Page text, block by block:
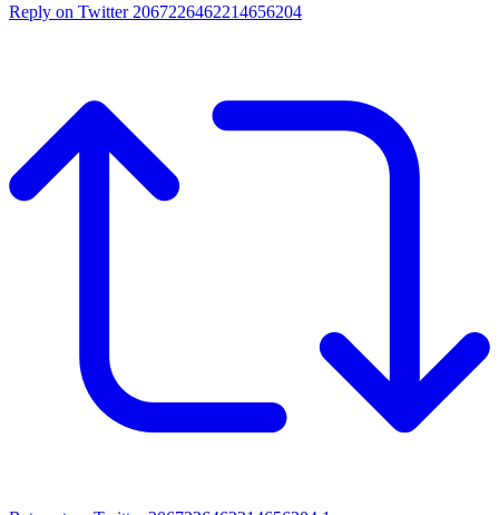
Reply on Twitter 2067226462214656204